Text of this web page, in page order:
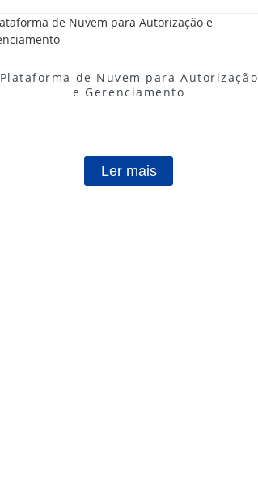
Plataforma de Nuvem para Autorização
e Gerenciamento
Ler mais